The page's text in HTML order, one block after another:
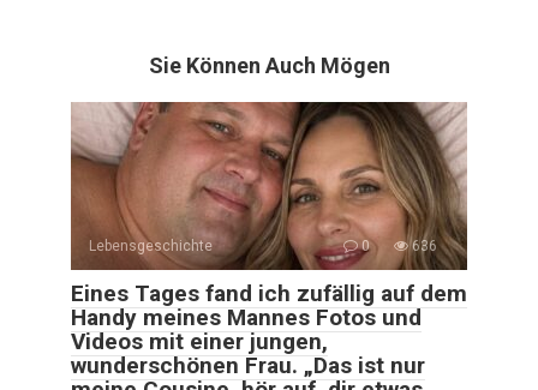
Sie Können Auch Mögen
Lebensgeschichte 0 636
Eines Tages fand ich zufällig auf dem
Handy meines Mannes Fotos und
Videos mit einer jungen,
wunderschönen Frau. „Das ist nur